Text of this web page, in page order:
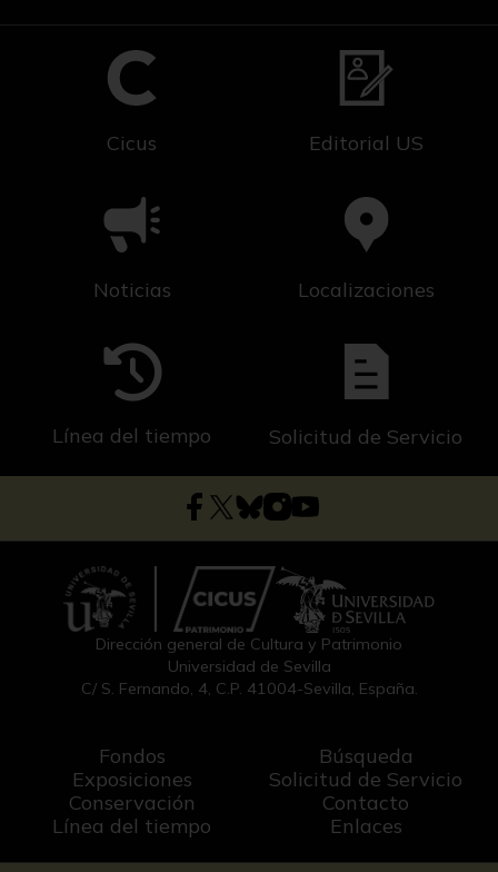
Cicus Editorial US
Noticias Localizaciones
Línea del tiempo Solicitud de Servicio
Dirección general de Cultura y Patrimonio
Universidad de Sevilla
C/ S. Fernando, 4, C.P. 41004-Sevilla, España.
Fondos
Exposiciones
Conservación
Línea del tiempo
Búsqueda
Solicitud de Servicio
Contacto
Enlaces